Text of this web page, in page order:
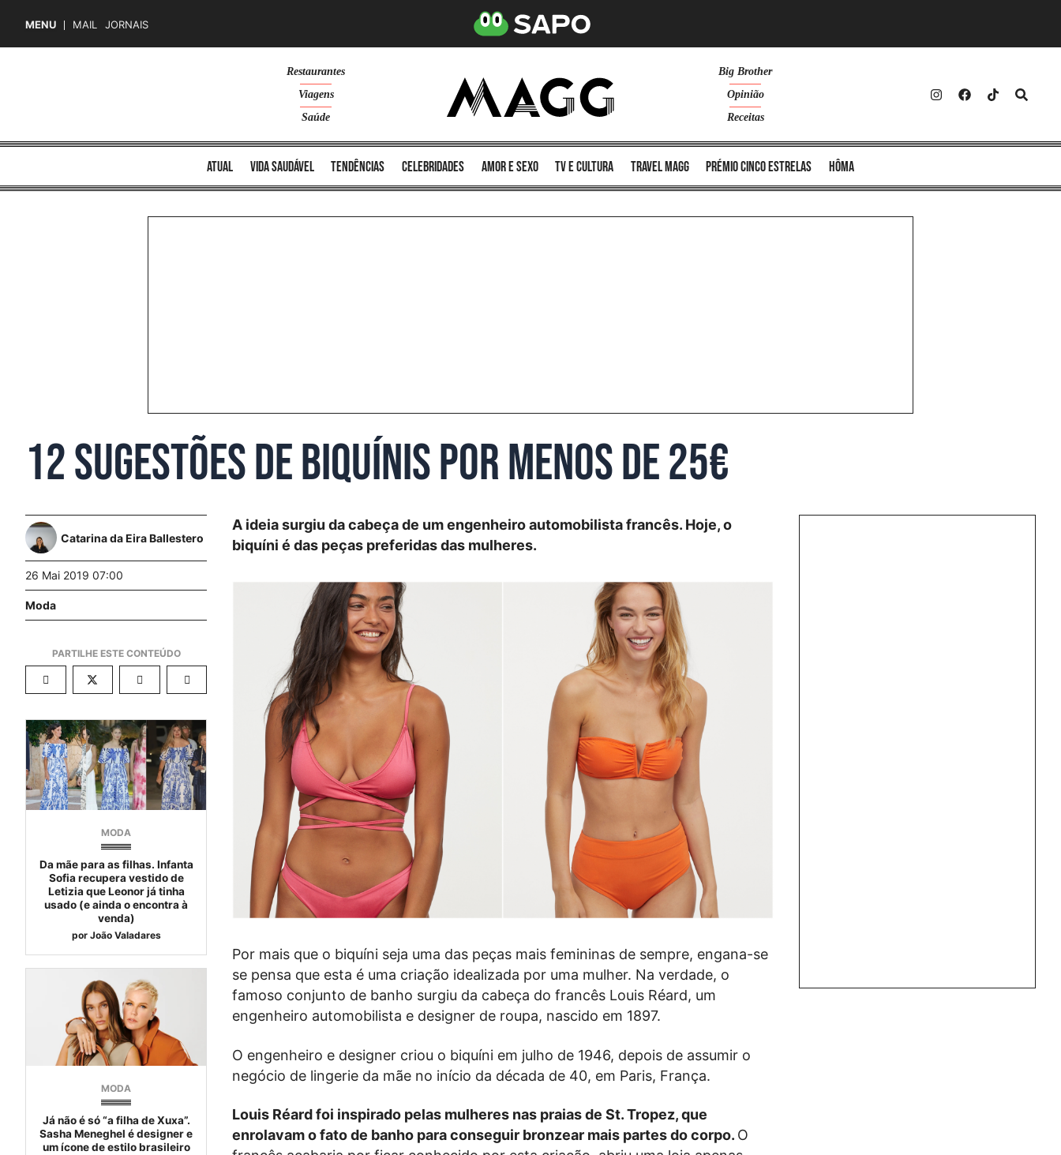
MENU MAIL JORNAIS
Restaurantes
Viagens
Saúde
Big Brother
Opinião
Receitas
atual vida saudável tendências celebridades amor e sexo TV e cultura Travel MAGG Prémio Cinco Estrelas Hôma
12 sugestões de biquínis por menos de 25€
Catarina da Eira Ballestero
26 Mai 2019 07:00
Moda
MODA
Da mãe para as filhas. Infanta
Sofia recupera vestido de
Letizia que Leonor já tinha
usado (e ainda o encontra à
venda)
por João Valadares
MODA
Já não é só “a filha de Xuxa”.
Sasha Meneghel é designer e
um ícone de estilo brasileiro
A ideia surgiu da cabeça de um engenheiro automobilista francês. Hoje, o
biquíni é das peças preferidas das mulheres.
Por mais que o biquíni seja uma das peças mais femininas de sempre, engana-se
se pensa que esta é uma criação idealizada por uma mulher. Na verdade, o
famoso conjunto de banho surgiu da cabeça do francês Louis Réard, um
engenheiro automobilista e designer de roupa, nascido em 1897.
O engenheiro e designer criou o biquíni em julho de 1946, depois de assumir o
negócio de lingerie da mãe no início da década de 40, em Paris, França.
Louis Réard foi inspirado pelas mulheres nas praias de St. Tropez, que
enrolavam o fato de banho para conseguir bronzear mais partes do corpo. O